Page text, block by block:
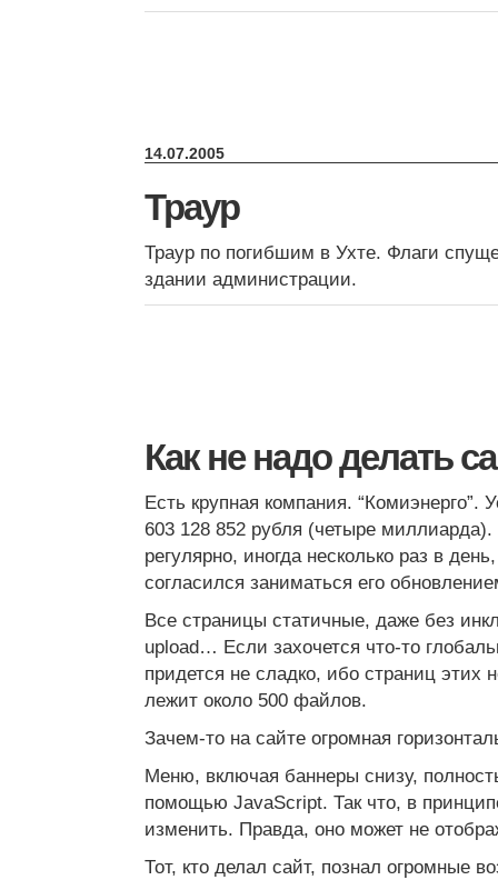
14.07.2005
Траур
Траур по погибшим в Ухте. Флаги
здании администрации.
Как не надо делать
Есть крупная компания. “Комиэнерго”.
603 128 852 рубля (четыре
регулярно, иногда несколько раз в
согласился заниматься его
Все страницы статичные, даже без
upload… Если захочется что-то
придется не сладко, ибо страниц этих
лежит около 500 файлов.
Зачем-то на сайте огромная
Меню, включая баннеры снизу,
помощью JavaScript. Так что, в
изменить. Правда, оно может не
Тот, кто делал сайт, познал огромные